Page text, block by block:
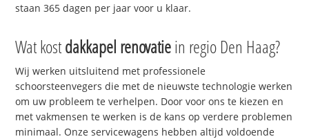
staan 365 dagen per jaar voor u klaar.
Wat kostdakkapel renovatiein regio Den Haag?
Wij werken uitsluitend met professionele
schoorsteenvegers die met de nieuwste technologie werken
om uw probleem te verhelpen. Door voor ons te kiezen en
met vakmensen te werken is de kans op verdere problemen
minimaal. Onze servicewagens hebben altijd voldoende